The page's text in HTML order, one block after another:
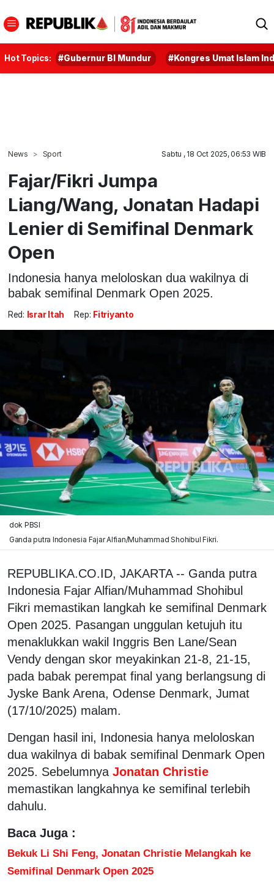
Hot Topics: #Gubernur BI Mundur #Kongres Umat Islam
News Sport Sabtu , 18 Oct 2025, 06:53 WIB
Fajar/Fikri Jumpa
Liang/Wang, Jonatan Hadapi
Lenier di Semifinal Denmark
Open
Indonesia hanya meloloskan dua wakilnya di
babak semifinal Denmark Open 2025.
Red: Israr Itah Rep: Fitriyanto
dok PBSI
Ganda putra Indonesia Fajar Alfian/Muhammad Shohibul Fikri.
REPUBLIKA.CO.ID, JAKARTA -- Ganda putra
Indonesia Fajar Alfian/Muhammad Shohibul
Fikri memastikan langkah ke semifinal Denmark
Open 2025. Pasangan unggulan ketujuh itu
menaklukkan wakil Inggris Ben Lane/Sean
Vendy dengan skor meyakinkan 21-8, 21-15,
pada babak perempat final yang berlangsung di
Jyske Bank Arena, Odense Denmark, Jumat
(17/10/2025) malam.
Dengan hasil ini, Indonesia hanya meloloskan
dua wakilnya di babak semifinal Denmark Open
2025. Sebelumnya Jonatan Christie
memastikan langkahnya ke semifinal terlebih
dahulu.
Baca Juga :
Bekuk Li Shi Feng, Jonatan Christie Melangkah ke
Semifinal Denmark Open 2025